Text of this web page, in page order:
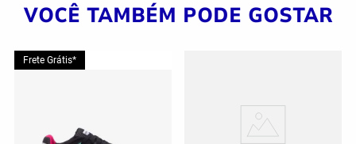
VOCÊ TAMBÉM PODE GOSTAR
Frete Grátis*